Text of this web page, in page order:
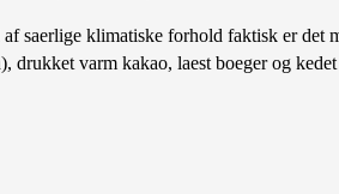
saerlige klimatiske forhold faktisk er det
varm kakao, laest boeger og kedet